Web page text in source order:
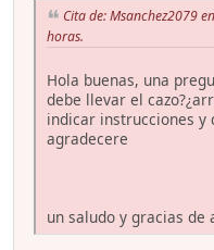
Cita de: Msanchez2079
horas.
Hola buenas, una
debe llevar el
indicar instrucciones y
agradecere
un saludo y gracias de